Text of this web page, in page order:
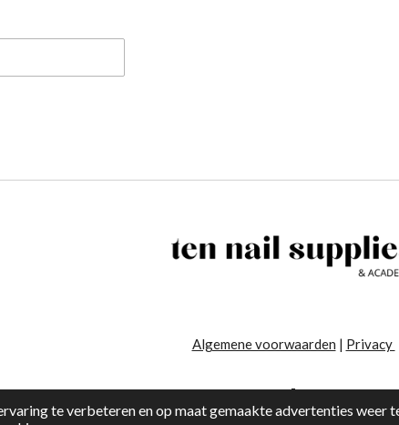
te verbeteren en op maat gemaakte advertenties weer
Algemene voorwaarden | Privacy
-